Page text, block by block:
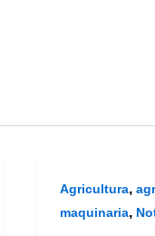
Agricultura,
maquinaria,